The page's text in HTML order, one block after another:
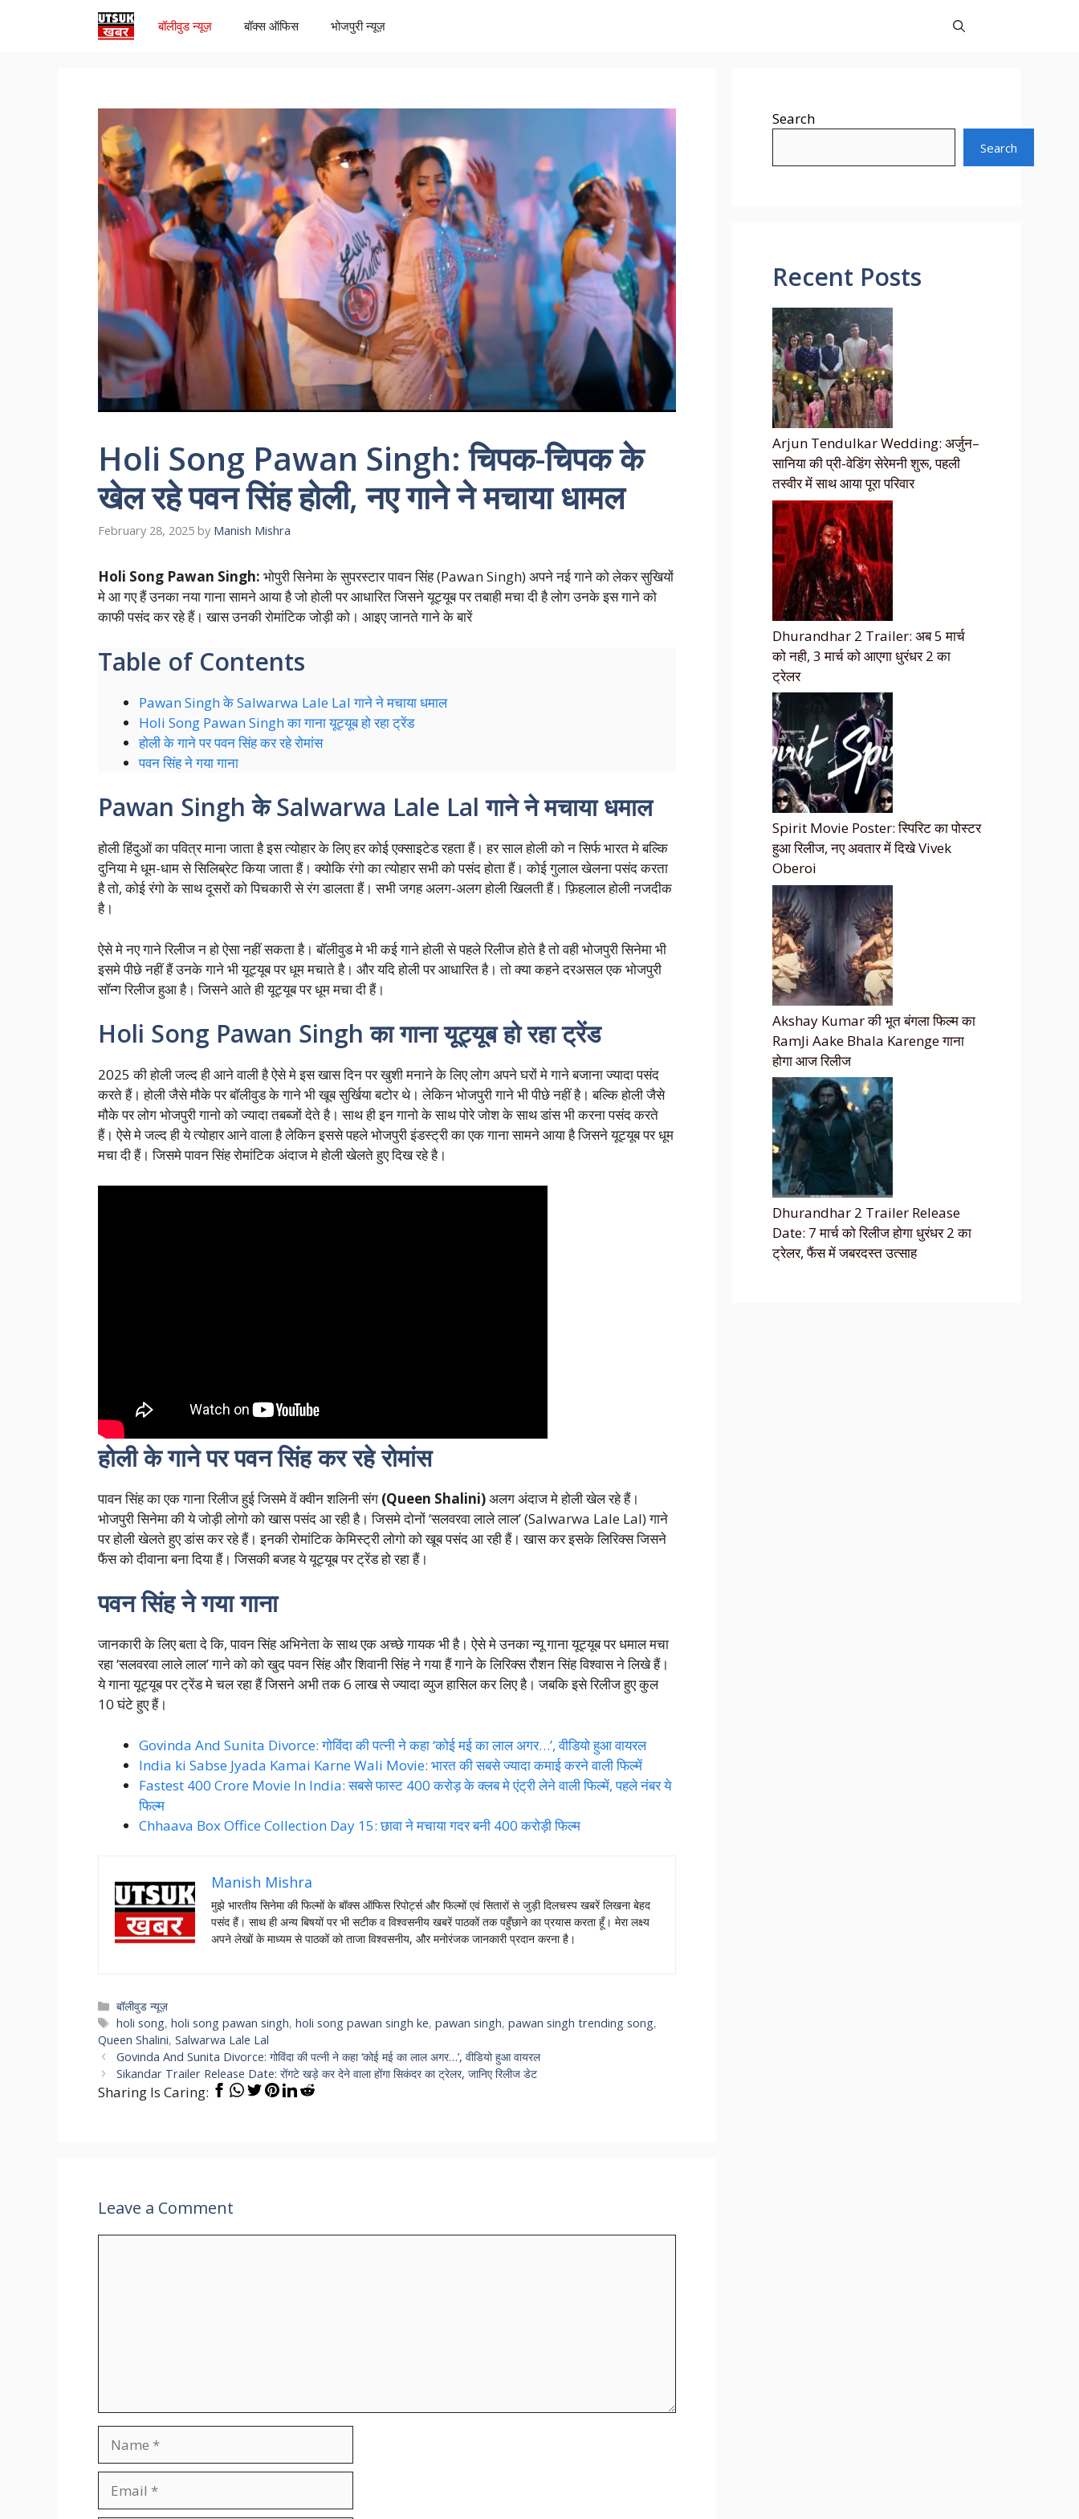
बॉलीवुड न्यूज़ बॉक्स ऑफिस भोजपुरी न्यूज़
Holi Song Pawan Singh: चिपक-चिपक के
खेल रहे पवन सिंह होली, नए गाने ने मचाया धामल
February 28, 2025 by Manish Mishra
Holi Song Pawan Singh: भोपुरी सिनेमा के सुपरस्टार पावन सिंह (Pawan Singh) अपने नई गाने को लेकर सुखियों
मे आ गए हैं उनका नया गाना सामने आया है जो होली पर आधारित जिसने यूट्यूब पर तबाही मचा दी है लोग उनके इस गाने को
काफी पसंद कर रहे हैं। खास उनकी रोमांटिक जोड़ी को। आइए जानते गाने के बारें
Table of Contents
Pawan Singh के Salwarwa Lale Lal गाने ने मचाया धमाल
Holi Song Pawan Singh का गाना यूट्यूब हो रहा ट्रेंड
होली के गाने पर पवन सिंह कर रहे रोमांस
पवन सिंह ने गया गाना
Pawan Singh के Salwarwa Lale Lal गाने ने मचाया धमाल
होली हिंदुओं का पवित्र माना जाता है इस त्योहार के लिए हर कोई एक्साइटेड रहता हैं। हर साल होली को न सिर्फ भारत मे बल्कि
दुनिया मे धूम-धाम से सिलिब्रेट किया जाता हैं। क्योकि रंगो का त्योहार सभी को पसंद होता हैं। कोई गुलाल खेलना पसंद करता
है तो, कोई रंगो के साथ दूसरों को पिचकारी से रंग डालता हैं। सभी जगह अलग-अलग होली खिलती हैं। फ़िहलाल होली नजदीक
है।
ऐसे मे नए गाने रिलीज न हो ऐसा नहीं सकता है। बॉलीवुड मे भी कई गाने होली से पहले रिलीज होते है तो वही भोजपुरी सिनेमा भी
इसमे पीछे नहीं हैं उनके गाने भी यूट्यूब पर धूम मचाते है। और यदि होली पर आधारित है। तो क्या कहने दरअसल एक भोजपुरी
सॉन्ग रिलीज हुआ है। जिसने आते ही यूट्यूब पर धूम मचा दी हैं।
Holi Song Pawan Singh का गाना यूट्यूब हो रहा ट्रेंड
2025 की होली जल्द ही आने वाली है ऐसे मे इस खास दिन पर खुशी मनाने के लिए लोग अपने घरों मे गाने बजाना ज्यादा पसंद
करते हैं। होली जैसे मौके पर बॉलीवुड के गाने भी खूब सुर्खिया बटोर थे। लेकिन भोजपुरी गाने भी पीछे नहीं है। बल्कि होली जैसे
मौके पर लोग भोजपुरी गानो को ज्यादा तबब्जों देते है। साथ ही इन गानो के साथ पोरे जोश के साथ डांस भी करना पसंद करते
हैं। ऐसे मे जल्द ही ये त्योहार आने वाला है लेकिन इससे पहले भोजपुरी इंडस्ट्री का एक गाना सामने आया है जिसने यूट्यूब पर धूम
मचा दी हैं। जिसमे पावन सिंह रोमांटिक अंदाज मे होली खेलते हुए दिख रहे है।
होली के गाने पर पवन सिंह कर रहे रोमांस
पावन सिंह का एक गाना रिलीज हुई जिसमे वें क्वीन शलिनी संग (Queen Shalini)अलग अंदाज मे होली खेल रहे हैं।
भोजपुरी सिनेमा की ये जोड़ी लोगो को खास पसंद आ रही है। जिसमे दोनों ‘सलवरवा लाले लाल’ (Salwarwa Lale Lal) गाने
पर होली खेलते हुए डांस कर रहे हैं। इनकी रोमांटिक केमिस्ट्री लोगो को खूब पसंद आ रही हैं। खास कर इसके लिरिक्स जिसने
फैंस को दीवाना बना दिया हैं। जिसकी बजह ये यूट्यूब पर ट्रेंड हो रहा हैं।
पवन सिंह ने गया गाना
जानकारी के लिए बता दे कि, पावन सिंह अभिनेता के साथ एक अच्छे गायक भी है। ऐसे मे उनका न्यू गाना यूट्यूब पर धमाल मचा
रहा ‘सलवरवा लाले लाल’ गाने को को खुद पवन सिंह और शिवानी सिंह ने गया हैं गाने के लिरिक्स रौशन सिंह विश्वास ने लिखे हैं।
ये गाना यूट्यूब पर ट्रेंड मे चल रहा हैं जिसने अभी तक 6 लाख से ज्यादा व्युज हासिल कर लिए है। जबकि इसे रिलीज हुए कुल
10 घंटे हुए हैं।
Govinda And Sunita Divorce: गोविंदा की पत्नी ने कहा ‘कोई मई का लाल अगर…’, वीडियो हुआ वायरल
India ki Sabse Jyada Kamai Karne Wali Movie: भारत की सबसे ज्यादा कमाई करने वाली फिल्में
Fastest 400 Crore Movie In India: सबसे फास्ट 400 करोड़ के क्लब मे एंट्री लेने वाली फिल्में, पहले नंबर ये
फिल्म
Chhaava Box Office Collection Day 15: छावा ने मचाया गदर बनी 400 करोड़ी फिल्म
Manish Mishra
मुझे भारतीय सिनेमा की फिल्मों के बॉक्स ऑफिस रिपोर्ट्स और फिल्मों एवं सितारों से जुड़ी दिलचस्प खबरें लिखना बेहद
पसंद हैं। साथ ही अन्य बिषयों पर भी सटीक व विश्वसनीय खबरें पाठकों तक पहुँछाने का प्रयास करता हूँ। मेरा लक्ष्य
अपने लेखों के माध्यम से पाठकों को ताजा विश्वसनीय, और मनोरंजक जानकारी प्रदान करना है।
Categories
बॉलीवुड न्यूज़
Tags
holi song,holi song pawan singh,holi song pawan singh ke,pawan singh,pawan singh trending song,
Queen Shalini, Salwarwa Lale Lal
Govinda And Sunita Divorce: गोविंदा की पत्नी ने कहा ‘कोई मई का लाल अगर…’, वीडियो हुआ वायरल
Sikandar Trailer Release Date: रोंगटे खड़े कर देने वाला होंगा सिकंदर का ट्रेलर, जानिए रिलीज डेट
Sharing Is Caring:
Leave a Comment
Search
Search
Recent Posts
Arjun Tendulkar Wedding: अर्जुन–
सानिया की प्री-वेडिंग सेरेमनी शुरू, पहली
तस्वीर में साथ आया पूरा परिवार
Dhurandhar 2 Trailer: अब 5 मार्च
को नही, 3 मार्च को आएगा धुरंधर 2 का
ट्रेलर
Spirit Movie Poster: स्पिरिट का पोस्टर
हुआ रिलीज, नए अवतार में दिखे Vivek
Oberoi
Akshay Kumar की भूत बंगला फिल्म का
RamJi Aake Bhala Karenge गाना
होगा आज रिलीज
Dhurandhar 2 Trailer Release
Date: 7 मार्च को रिलीज होगा धुरंधर 2 का
ट्रेलर, फैंस में जबरदस्त उत्साह